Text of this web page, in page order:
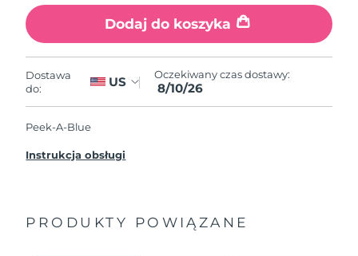
Dodaj do koszyka
Dostawa
do:
US Oczekiwany czas dostawy:
8/10/26
Peek-A-Blue
Instrukcja obsługi
PRODUKTY POWIĄZANE